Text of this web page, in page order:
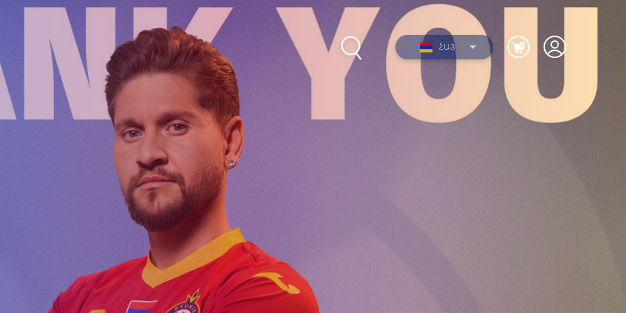
Ակադեմիայի
կառուցվածքը
Փյունիկ 2009
Փյունիկ 2010
Փյունիկ 2011-1
Փյունիկ 2011-2
Փյունիկ 2012-1
Ընդունելություն 2012-
2021թթ. երեխաների
համար
ՀԱՅ